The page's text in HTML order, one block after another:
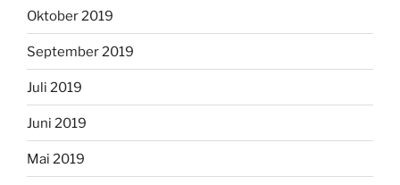
Oktober 2019
September 2019
Juli 2019
Juni 2019
Mai 2019